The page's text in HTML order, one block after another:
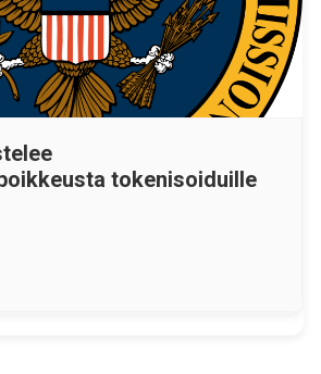
tokenisoiduille